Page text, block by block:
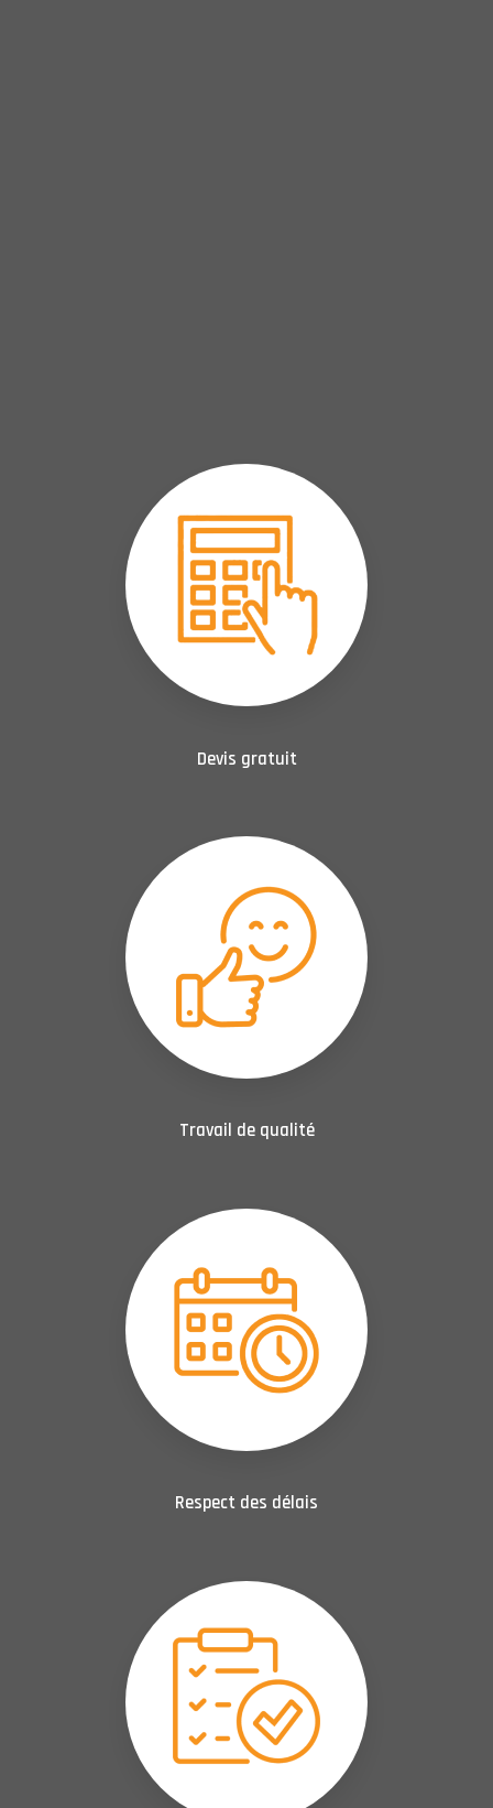
Devis gratuit
Travail de qualité
Respect des délais